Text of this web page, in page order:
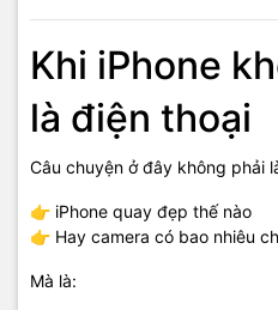
Khi iPhone
là điện thoại
Câu chuyện ở đây không phải
👉 iPhone quay đẹp thế nào
👉 Hay camera có bao nhiêu
Mà là: